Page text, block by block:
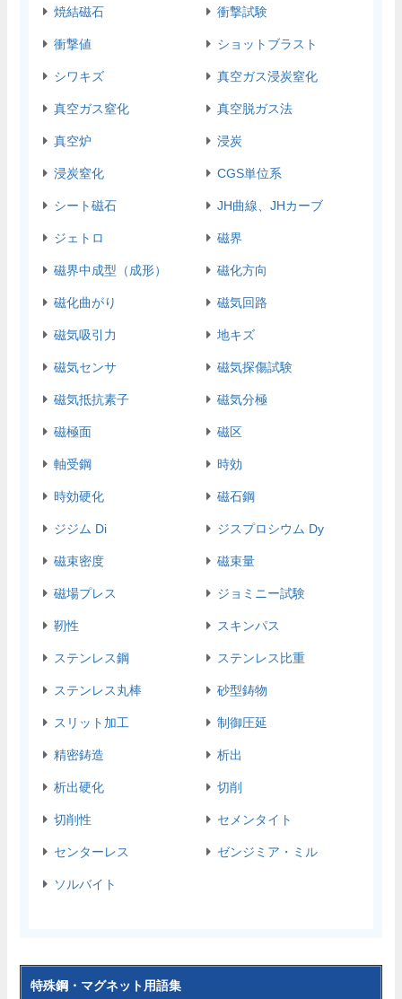
焼結磁石 衝撃試験
衝撃値 ショットブラスト
シワキズ 真空ガス浸炭窒化
真空ガス窒化 真空脱ガス法
真空炉 浸炭
浸炭窒化 CGS単位系
シート磁石 JH曲線、JHカーブ
ジェトロ 磁界
磁界中成型（成形） 磁化方向
磁化曲がり 磁気回路
磁気吸引力 地キズ
磁気センサ 磁気探傷試験
磁気抵抗素子 磁気分極
磁極面 磁区
軸受鋼 時効
時効硬化 磁石鋼
ジジム Di ジスプロシウム Dy
磁束密度 磁束量
磁場プレス ジョミニー試験
靭性 スキンパス
ステンレス鋼 ステンレス比重
ステンレス丸棒 砂型鋳物
スリット加工 制御圧延
精密鋳造 析出
析出硬化 切削
切削性 セメンタイト
センターレス ゼンジミア・ミル
ソルバイト
特殊鋼・マグネット用語集